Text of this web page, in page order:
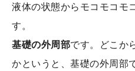
液体の状態からモコモコモ
す。
基礎の外周部です。どこか
かというと、基礎の外周部